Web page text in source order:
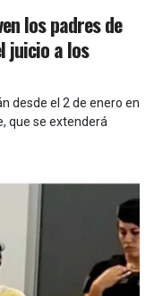
los padres de
juicio a los
desde el 2 de enero en
que se extenderá